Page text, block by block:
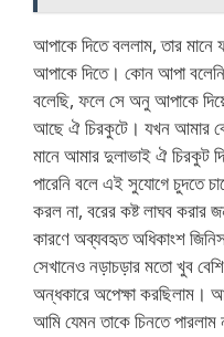
আপাকে দিতে বললাম, তার
আপাকে দিতে। কোন আপা
বলেছি, ফলে সে অনু আপাকে
আছে ঐ চিরকুটে। যখন আমার
মানে আমার দুলাভাই ঐ চিরকুট
পারেনি বলে এই সুযোগে চুদতে
করল না, বরের কষ্ট লাঘব
কারণে অব্যবহৃত অধিকাংশ
সেখানেও নড়াচড়ার মতো খুব
অন্ধকারে অপেক্ষা করছিলাম।
আমি যেমন তাকে চিনতে